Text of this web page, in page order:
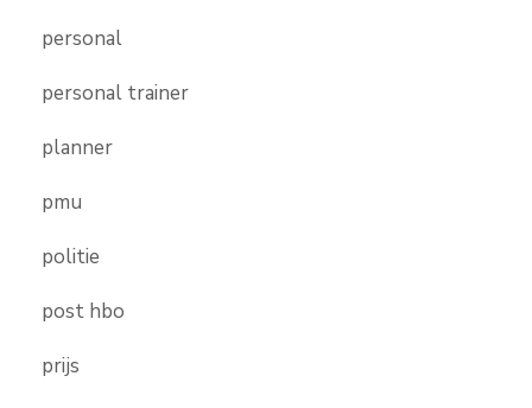
personal
personal trainer
planner
pmu
politie
post hbo
prijs